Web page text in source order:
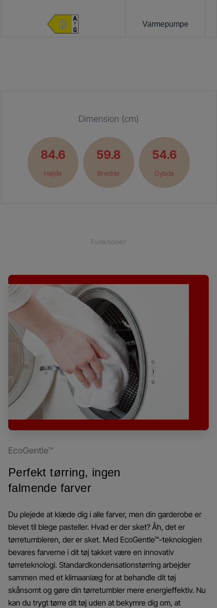
Varmepumpe
Dimension (cm)
84.6
Højde
59.8
Bredde
54.6
Dybde
Funktioner
EcoGentle™
Perfekt tørring, ingen
falmende farver
Du plejede at klæde dig i alle farver, men din garderobe er
blevet til blege pasteller. Hvad er der sket? Åh, det er
tørretumbleren, der er sket. Med EcoGentle™-teknologien
bevares farverne i dit tøj takket være en innovativ
tørreteknologi. Standardkondensationstørring arbejder
sammen med et klimaanlæg for at behandle dit tøj
skånsomt og gøre din tørretumbler mere energieffektiv. Nu
kan du trygt tørre dit tøj uden at bekymre dig om, at